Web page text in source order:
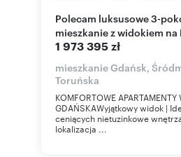
Polecam luksusowe 3-pokojowe
mieszkanie z widokiem na
1 973 395 zł
mieszkanie Gdańsk,
Toruńska
KOMFORTOWE APARTAMENTY
GDAŃSKAWyjątkowy widok |
ceniących nietuzinkowe
lokalizacja ...